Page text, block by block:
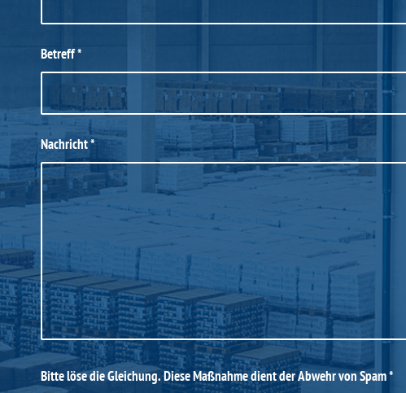
Betreff*
Nachricht*
Bitte löse die Gleichung. Diese Maßnahme dient der Abwehr von Spam*